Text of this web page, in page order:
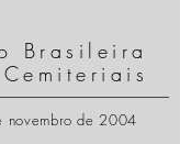
Brasileira
novembro de 2004